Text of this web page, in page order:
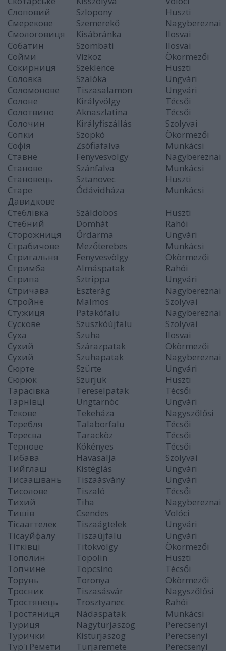
Слоповий
Szlopony
Huszti
Смерекове
Szemerekő
Nagybereznai
Смологовиця
Kisábránka
Ilosvai
Собатин
Szombati
Ilosvai
Сойми
Vízköz
Ökörmezői
Сокирниця
Szeklence
Huszti
Соловка
Szalóka
Ungvári
Соломонове
Tiszasalamon
Ungvári
Солоне
Királyvölgy
Técsői
Солотвино
Aknaszlatina
Técsői
Солочин
Királyfiszállás
Szolyvai
Сопки
Szopkó
Ökörmezői
Софія
Zsófiafalva
Munkácsi
Ставне
Fenyvesvölgy
Nagybereznai
Станове
Szánfalva
Munkácsi
Становець
Sztanovec
Huszti
Старе
Давидкове
Ódávidháza
Munkácsi
Стеблівка
Száldobos
Huszti
Стебний
Domhát
Rahói
Сторожниця
Őrdarma
Ungvári
Страбичове
Mezőterebes
Munkácsi
Стригальня
Fenyvesvölgy
Ökörmezői
Стримба
Almáspatak
Rahói
Стрипа
Sztrippa
Ungvári
Стричава
Eszterág
Nagybereznai
Стройне
Malmos
Szolyvai
Стужиця
Patakófalu
Nagybereznai
Сускове
Szuszkóújfalu
Szolyvai
Суха
Szuha
Ilosvai
Сухий
Szárazpatak
Ökörmezői
Сухий
Szuhapatak
Nagybereznai
Сюрте
Szürte
Ungvári
Сюрюк
Szurjuk
Huszti
Тарасівка
Tereselpatak
Técsői
Тарнівці
Ungtarnóc
Ungvári
Текове
Tekeháza
Nagyszőlősi
Теребля
Talaborfalu
Técsői
Тересва
Taracköz
Técsői
Тернове
Kökényes
Técsői
Тибава
Havasalja
Szolyvai
Тийглаш
Kistéglás
Ungvári
Тисаашвань
Tiszaásvány
Ungvári
Тисолове
Tiszaló
Técsői
Тихий
Tiha
Nagybereznai
Тишів
Csendes
Volóci
Тісаагтелек
Tiszaágtelek
Ungvári
Тісауйфалу
Tiszaújfalu
Ungvári
Тітківці
Titokvölgy
Ökörmezői
Тополин
Topolin
Huszti
Топчине
Topcsino
Técsői
Торунь
Toronya
Ökörmezői
Тросник
Tiszasásvár
Nagyszőlősi
Тростянець
Trosztyanec
Rahói
Тростяниця
Nádaspatak
Munkácsi
Туриця
Nagyturjaszög
Perecsenyi
Турички
Kisturjaszög
Perecsenyi
Тур'ї Ремети
Turjaremete
Perecsenyi